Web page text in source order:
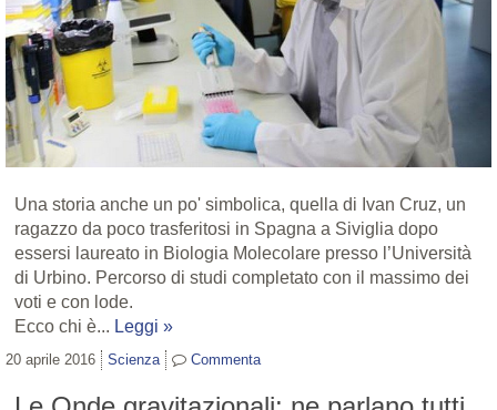
Una storia anche un po' simbolica, quella di Ivan Cruz, un
ragazzo da poco trasferitosi in Spagna a Siviglia dopo
essersi laureato in Biologia Molecolare presso l’Università
di Urbino. Percorso di studi completato con il massimo dei
voti e con lode.
Ecco chi è... Leggi »
20 aprile 2016 Scienza Commenta